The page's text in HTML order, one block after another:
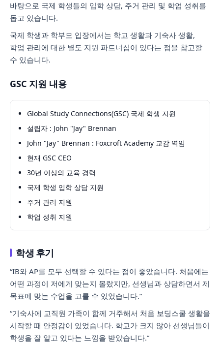
바탕으로 국제 학생들의 입학 상담, 주거 관리 및 학업 성취를
돕고 있습니다.
국제 학생과 학부모 입장에서는 학교 생활과 기숙사 생활,
학업 관리에 대한 별도 지원 파트너십이 있다는 점을 참고할
수 있습니다.
GSC 지원 내용
Global Study Connections(GSC) 국제 학생 지원
설립자 : John "Jay" Brennan
John "Jay" Brennan : Foxcroft Academy 교감 역임
현재 GSC CEO
30년 이상의 교육 경력
국제 학생 입학 상담 지원
주거 관리 지원
학업 성취 지원
학생 후기
“IB와 AP를 모두 선택할 수 있다는 점이 좋았습니다. 처음에는
어떤 과정이 저에게 맞는지 몰랐지만, 선생님과 상담하면서 제
목표에 맞는 수업을 고를 수 있었습니다.”
“기숙사에 교직원 가족이 함께 거주해서 처음 보딩스쿨 생활을
시작할 때 안정감이 있었습니다. 학교가 크지 않아 선생님들이
학생을 잘 알고 있다는 느낌을 받았습니다.”